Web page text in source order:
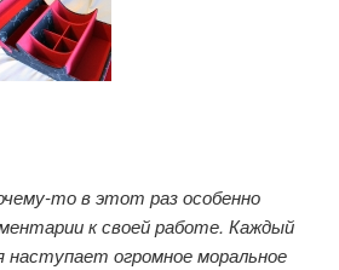
то в этот раз особенно
к своей работе. Каждый
наступает огромное моральное